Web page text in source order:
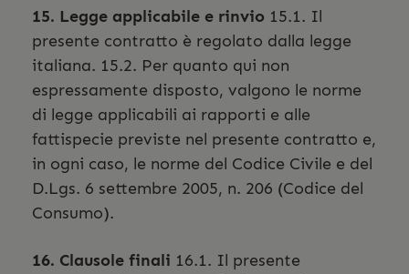
15. Legge applicabile e rinvio 15.1. Il
presente contratto è regolato dalla legge
italiana. 15.2. Per quanto qui non
espressamente disposto, valgono le norme
di legge applicabili ai rapporti e alle
fattispecie previste nel presente contratto e,
in ogni caso, le norme del Codice Civile e del
D.Lgs. 6 settembre 2005, n. 206 (Codice del
Consumo).
16. Clausole finali 16.1. Il presente